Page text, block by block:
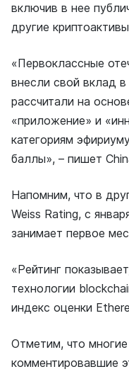
включив в нее
другие
«Первоклассные
внесли свой вклад
рассчитали на
«приложение» и
категориям
баллы», – пишет
Напомним, что в
Weiss Rating, с
занимает первое
«Рейтинг
технологии
индекс оценки
Отметим, что
комментировавшие